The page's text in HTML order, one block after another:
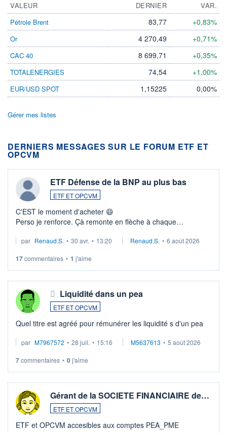
VALEUR DERNIER
VAR.
Pétrole Brent
83,77 +0,83%
Or 4 270,49 +0,71%
CAC 40 8 699,71 +0,35%
TOTALENERGIES 74,54 +1,00%
EUR/USD SPOT 1,15225 0,00%
Gérer mes listes
DERNIERS MESSAGES SUR LE FORUM ETF ET
OPCVM
ETF Défense de la BNP au plus bas
ETF ET OPCVM
C'EST le moment d'acheter 😄​
Perso je renforce. Çà remonte en flèche à chaque
Investissement long terme tip top pour sa retraite.
par Renaud.S. • 30 avr. • 13:20 Renaud.S. • 6 août 2026
17commentaires • 1 j'aime
Liquidité dans un pea
ETF ET OPCVM
Quel titre est agréé pour rémunérer les liquidité s d'un pea
par M7967572 • 28 juil. • 15:16 M5637613 • 5 août 2026
7commentaires • 0j'aime
Gérant de la SOCIETE FINANCIAIRE de…
ETF ET OPCVM
ETF et OPCVM accesibles aux comptes PEA_PME